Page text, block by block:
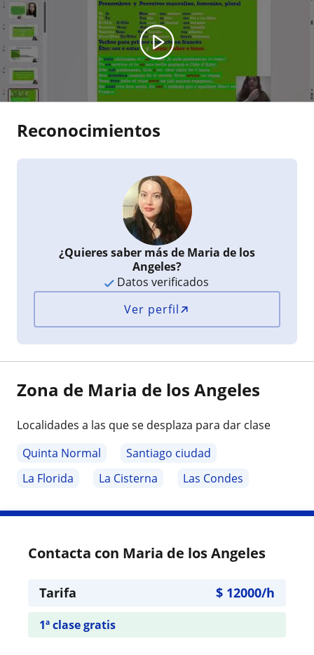
Reconocimientos
¿Quieres saber más de Maria de los
Angeles?
Datos verificados
Ver perfil
Zona de Maria de los Angeles
Localidades a las que se desplaza para dar clase
Quinta Normal
Santiago ciudad
La Florida
La Cisterna Las Condes
Contacta con Maria de los Angeles
Tarifa $ 12000/h
1ª clase gratis